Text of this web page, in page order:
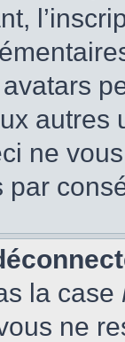
ne
la case
ne